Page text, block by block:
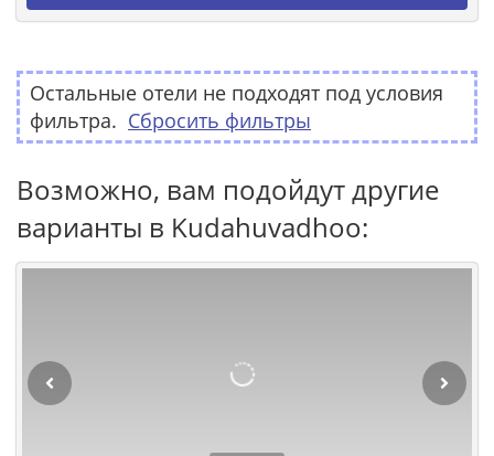
Остальные отели не подходят под условия
фильтра. Сбросить фильтры
Возможно, вам подойдут другие
варианты в Kudahuvadhoo: